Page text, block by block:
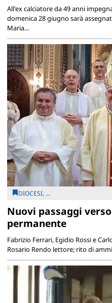
All'ex calciatore da 49 anni
domenica 28 giugno sarà
Maria...
DIOCESI, ...
Nuovi passaggi
permanente
Fabrizio Ferrari, Egidio Rossi e
Rosario Rendo lettore; rito di